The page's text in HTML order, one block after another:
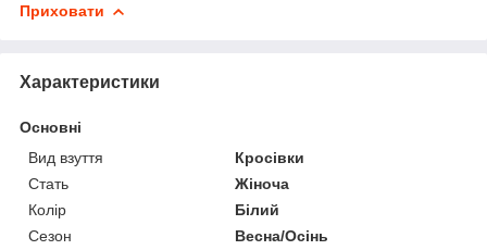
Приховати
Характеристики
Основні
Вид взуття
Кросівки
Стать
Жіноча
Колір
Білий
Сезон
Весна/Осінь